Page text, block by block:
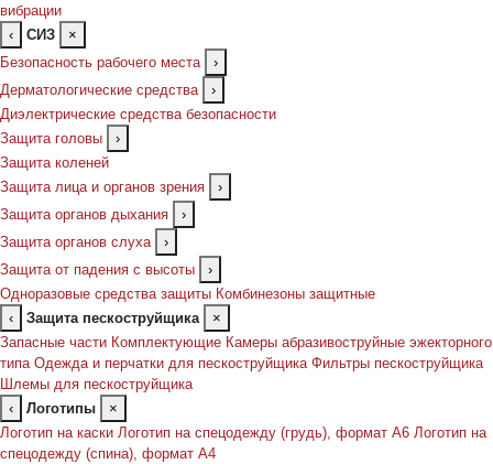
вибрации
‹
СИЗ
×
Безопасность рабочего места
›
Дерматологические средства
›
Диэлектрические средства безопасности
Защита головы
›
Защита коленей
Защита лица и органов зрения
›
Защита органов дыхания
›
Защита органов слуха
›
Защита от падения с высоты
›
Одноразовые средства защиты Комбинезоны защитные
‹
Защита пескоструйщика
×
Запасные части Комплектующие Камеры абразивоструйные эжекторного
типа Одежда и перчатки для пескоструйщика Фильтры пескоструйщика
Шлемы для пескоструйщика
‹
Логотипы
×
Логотип на каски Логотип на спецодежду (грудь), формат А6 Логотип на
спецодежду (спина), формат А4